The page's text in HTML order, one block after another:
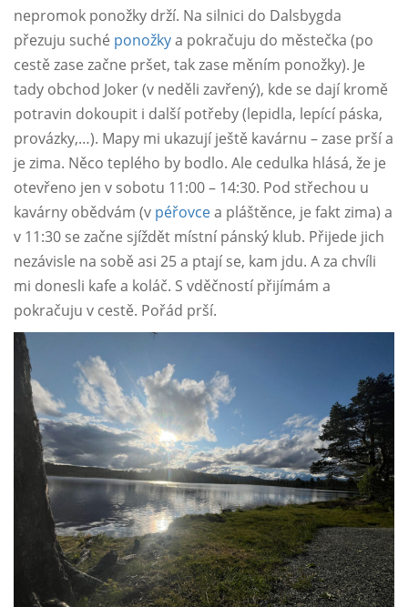
nepromok ponožky drží. Na silnici do Dalsbygda
přezuju suché ponožkya pokračuju do městečka (po
cestě zase začne pršet, tak zase měním ponožky). Je
tady obchod Joker (v neděli zavřený), kde se dají kromě
potravin dokoupit i další potřeby (lepidla, lepící páska,
provázky,…). Mapy mi ukazují ještě kavárnu – zase prší a
je zima. Něco teplého by bodlo. Ale cedulka hlásá, že je
otevřeno jen v sobotu 11:00 – 14:30. Pod střechou u
kavárny obědvám (v péřovcea pláštěnce, je fakt zima) a
v 11:30 se začne sjíždět místní pánský klub. Přijede jich
nezávisle na sobě asi 25 a ptají se, kam jdu. A za chvíli
mi donesli kafe a koláč. S vděčností přijímám a
pokračuju v cestě. Pořád prší.